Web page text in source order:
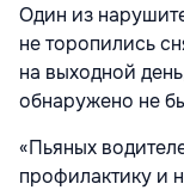
Один из
не торопились
на выходной
обнаружено не
«Пьяных
профилактику и